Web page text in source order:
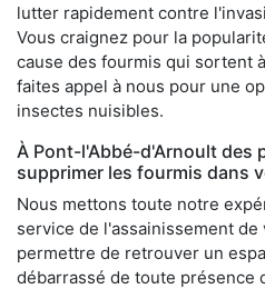
lutter rapidement contre
Vous craignez pour la
cause des fourmis qui sortent
faites appel à nous pour une
insectes nuisibles.
À Pont-l'Abbé-d'Arnoult des
supprimer les fourmis dans
Nous mettons toute notre
service de l'assainissement
permettre de retrouver un
débarrassé de toute présence